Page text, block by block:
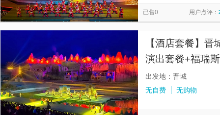
已售0 用户点评：
【酒店套餐】
演出套餐+福瑞
晚
出发地：晋城
无自费
无购物